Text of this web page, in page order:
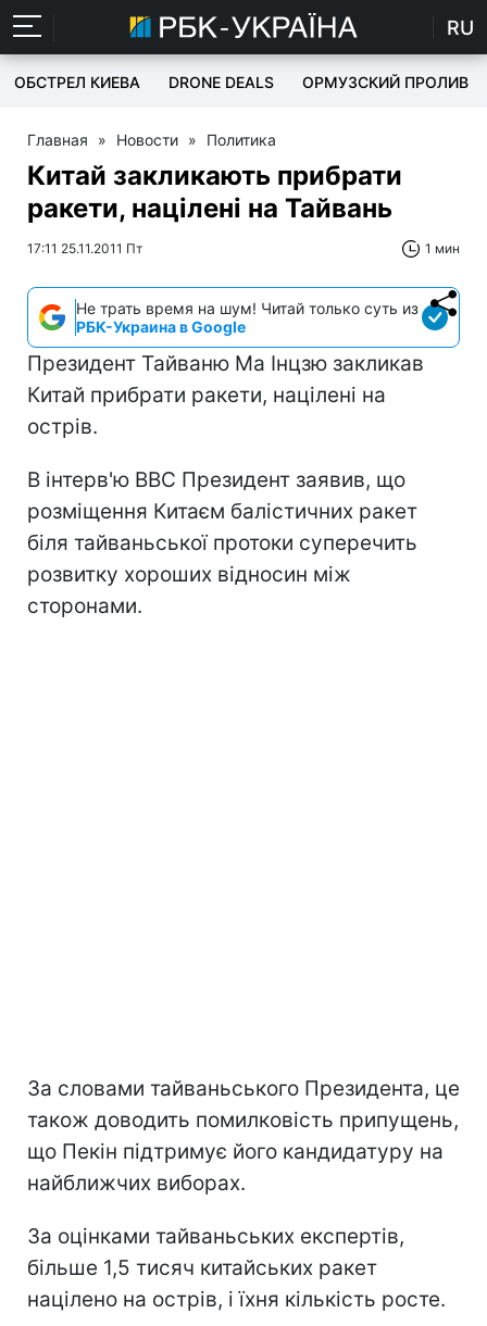
RU
ОБСТРЕЛ КИЕВА DRONE DEALS ОРМУЗСКИЙ ПРОЛИВ
Главная » Новости » Политика
Китай закликають прибрати
ракети, націлені на Тайвань
17:11 25.11.2011 Пт 1 мин
Не трать время на шум! Читай только суть из
РБК-Украина в Google
Президент Тайваню Ма Інцзю закликав
Китай прибрати ракети, націлені на
острів.
В інтерв'ю ВВС Президент заявив, що
розміщення Китаєм балістичних ракет
біля тайваньської протоки суперечить
розвитку хороших відносин між
сторонами.
За словами тайваньського Президента, це
також доводить помилковість припущень,
що Пекін підтримує його кандидатуру на
найближчих виборах.
За оцінками тайваньських експертів,
більше 1,5 тисяч китайських ракет
націлено на острів, і їхня кількість росте.